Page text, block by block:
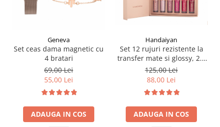
Geneva
Set ceas dama magnetic cu
4 bratari
69,00 Lei
55,00 Lei
ADAUGA IN COS
Handaiyan
Set 12 rujuri rezistente la
transfer mate si glossy, 2.5
ml
125,00 Lei
88,00 Lei
ADAUGA IN COS